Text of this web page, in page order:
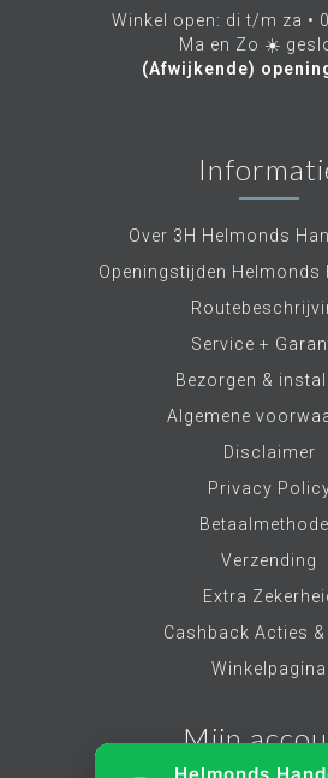
Winkel open: di t/m za •
Ma en Zo ☀️
(Afwijkende)
Over 3H Helmonds
Openingstijden Helmonds
Service +
Bezorgen &
Algemene
Disclaimer
Privacy
Verzending
Extra
Cashback Acties
Winkelpagina
Mijn